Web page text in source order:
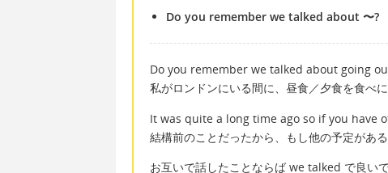
Do you remember we talked about 〜?
Do you remember we talked about going
私がロンドンにいる間に、昼食／夕食を食べ
It was quite a long time ago so if you have
結構前のことだったから、もし他の予定がある
お互いで話したことならば we talked で良い